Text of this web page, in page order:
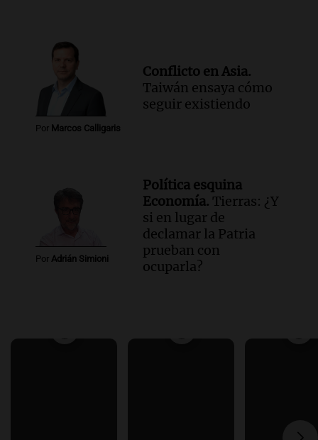
Por Marcos Calligaris
Conflicto en Asia.
Taiwán ensaya cómo
seguir existiendo
Por Adrián Simioni
Política esquina
Economía. Tierras: ¿Y
si en lugar de
declamar la Patria
prueban con
ocuparla?